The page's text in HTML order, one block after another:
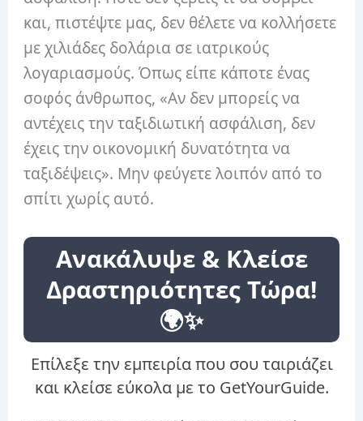
και, πιστέψτε μας, δεν θέλετε να κολλήσετε
με χιλιάδες δολάρια σε ιατρικούς
λογαριασμούς. Όπως είπε κάποτε ένας
σοφός άνθρωπος, «Αν δεν μπορείς να
αντέχεις την ταξιδιωτική ασφάλιση, δεν
έχεις την οικονομική δυνατότητα να
ταξιδέψεις». Μην φεύγετε λοιπόν από το
σπίτι χωρίς αυτό.
Ανακάλυψε & Κλείσε
Δραστηριότητες Τώρα!
🌍✨
Επίλεξε την εμπειρία που σου ταιριάζει
και κλείσε εύκολα με το GetYourGuide.